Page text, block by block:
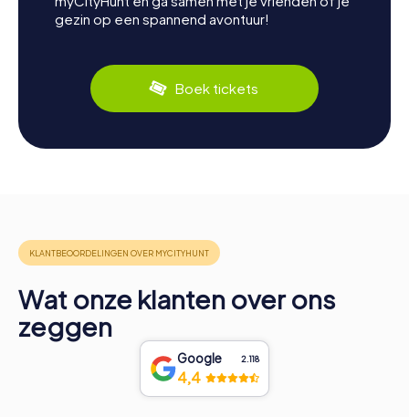
gezin op een spannend avontuur!
Boek tickets
Wat onze klanten over ons
zeggen
Google 2.118
4,4